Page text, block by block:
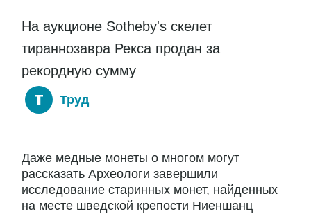
На аукционе Sotheby's скелет
тираннозавра Рекса продан за
рекордную сумму
Труд
Даже медные монеты о многом могут
рассказать Археологи завершили
исследование старинных монет, найденных
на месте шведской крепости Ниеншанц